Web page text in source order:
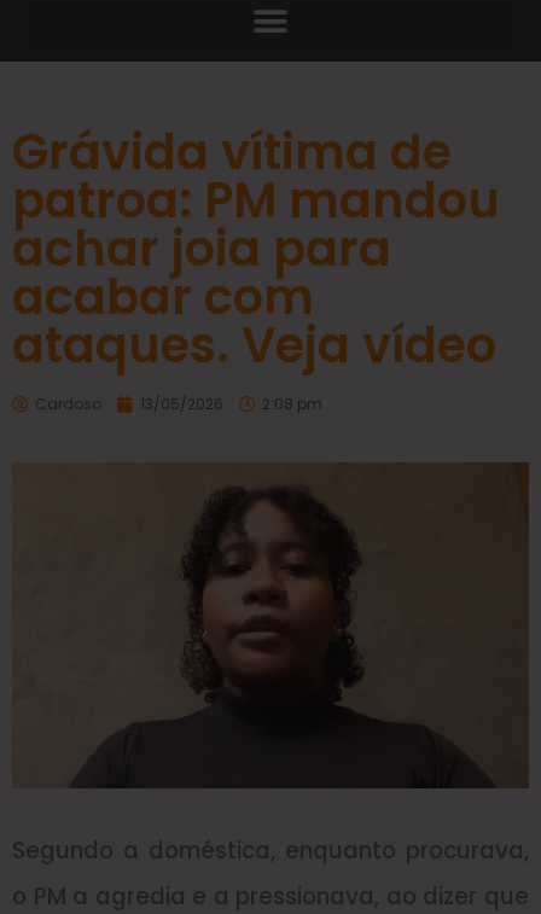
Grávida vítima de
patroa: PM mandou
achar joia para
acabar com
ataques. Veja vídeo
Cardoso 13/05/2026 2:08 pm
Segundo a doméstica, enquanto procurava,
o PM a agredia e a pressionava, ao dizer que